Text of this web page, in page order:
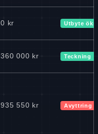
0 kr Utbyte
360 000 kr Teckning
935 550 kr Avyttring